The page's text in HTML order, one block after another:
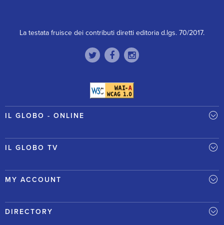
La testata fruisce dei contributi diretti editoria d.lgs. 70/2017.
IL GLOBO - ONLINE
IL GLOBO TV
MY ACCOUNT
DIRECTORY